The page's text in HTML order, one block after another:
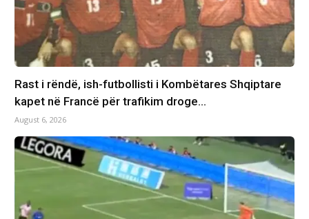
Rast i rëndë, ish-futbollisti i Kombëtares Shqiptare
kapet në Francë për trafikim droge…
August 6, 2026